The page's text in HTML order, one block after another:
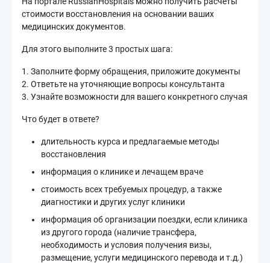
стоимости восстановления на основании ваших
медицинских документов.
Для этого выполните 3 простых шага:
1. Заполните форму обращения, приложите документы
2. Ответьте на уточняющие вопросы консультанта
3. Узнайте возможности для вашего конкретного случая
Что будет в ответе?
длительность курса и предлагаемые методы
восстановления
информация о клинике и лечащем враче
стоимость всех требуемых процедур, а также
диагностики и других услуг клиники
информация об организации поездки, если клиника
из другого города (наличие трансфера,
необходимость и условия получения визы,
размещение, услуги медицинского перевода и т.д.)